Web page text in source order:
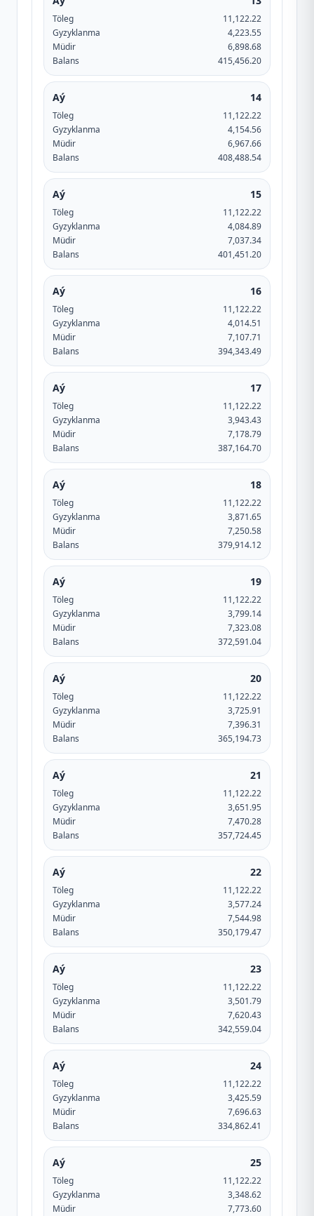
Töleg
11,122.22
Gyzyklanma
4,223.55
Müdir
6,898.68
Balans
415,456.20
Aý 14
Töleg
11,122.22
Gyzyklanma
4,154.56
Müdir
6,967.66
Balans
408,488.54
Aý 15
Töleg
11,122.22
Gyzyklanma
4,084.89
Müdir
7,037.34
Balans
401,451.20
Aý 16
Töleg
11,122.22
Gyzyklanma
4,014.51
Müdir
7,107.71
Balans
394,343.49
Aý 17
Töleg
11,122.22
Gyzyklanma
3,943.43
Müdir
7,178.79
Balans
387,164.70
Aý 18
Töleg
11,122.22
Gyzyklanma
3,871.65
Müdir
7,250.58
Balans
379,914.12
Aý 19
Töleg
11,122.22
Gyzyklanma
3,799.14
Müdir
7,323.08
Balans
372,591.04
Aý 20
Töleg
11,122.22
Gyzyklanma
3,725.91
Müdir
7,396.31
Balans
365,194.73
Aý 21
Töleg
11,122.22
Gyzyklanma
3,651.95
Müdir
7,470.28
Balans
357,724.45
Aý 22
Töleg
11,122.22
Gyzyklanma
3,577.24
Müdir
7,544.98
Balans
350,179.47
Aý 23
Töleg
11,122.22
Gyzyklanma
3,501.79
Müdir
7,620.43
Balans
342,559.04
Aý 24
Töleg
11,122.22
Gyzyklanma
3,425.59
Müdir
7,696.63
Balans
334,862.41
Aý 25
Töleg
11,122.22
Gyzyklanma
3,348.62
Müdir
7,773.60